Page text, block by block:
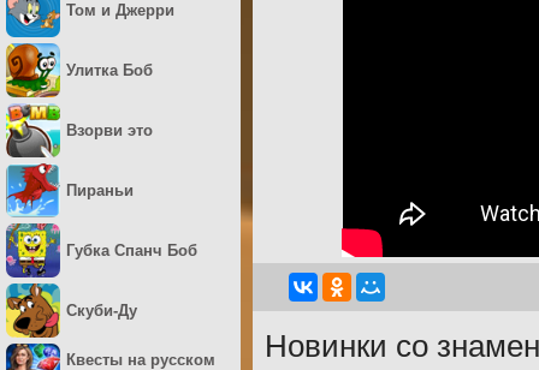
Новинки со
Том и Джерри
Улитка Боб
Взорви это
Пираньи
Губка Спанч Боб
Скуби-Ду
Квесты на русском